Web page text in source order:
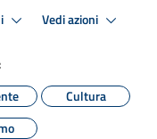
Vedi azioni
Cultura